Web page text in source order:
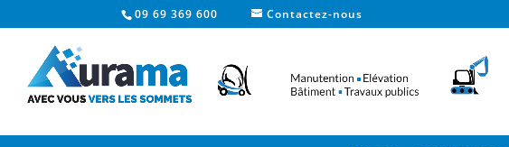
09 69 369 600 Contactez-nous